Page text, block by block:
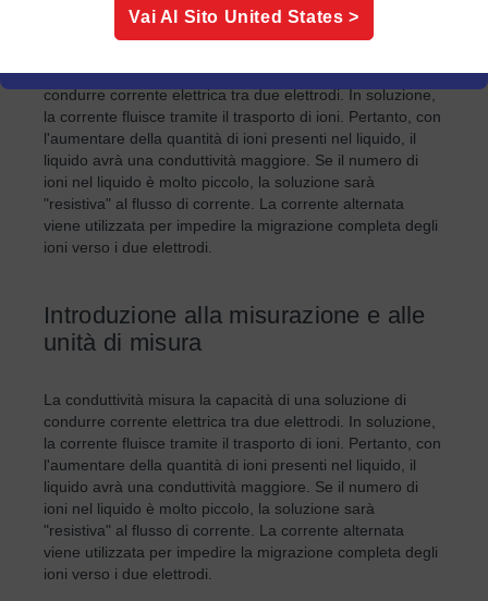
viene utilizzata per impedire la migrazione completa degli
ioni verso i due elettrodi.
La conduttività misura la capacità di una soluzione di
condurre corrente elettrica tra due elettrodi. In soluzione,
la corrente fluisce tramite il trasporto di ioni. Pertanto, con
l'aumentare della quantità di ioni presenti nel liquido, il
liquido avrà una conduttività maggiore. Se il numero di
ioni nel liquido è molto piccolo, la soluzione sarà
"resistiva" al flusso di corrente. La corrente alternata
viene utilizzata per impedire la migrazione completa degli
ioni verso i due elettrodi.
Introduzione alla misurazione e alle
unità di misura
La conduttività misura la capacità di una soluzione di
condurre corrente elettrica tra due elettrodi. In soluzione,
la corrente fluisce tramite il trasporto di ioni. Pertanto, con
l'aumentare della quantità di ioni presenti nel liquido, il
liquido avrà una conduttività maggiore. Se il numero di
ioni nel liquido è molto piccolo, la soluzione sarà
"resistiva" al flusso di corrente. La corrente alternata
viene utilizzata per impedire la migrazione completa degli
ioni verso i due elettrodi.
Vai Al Sito United States >